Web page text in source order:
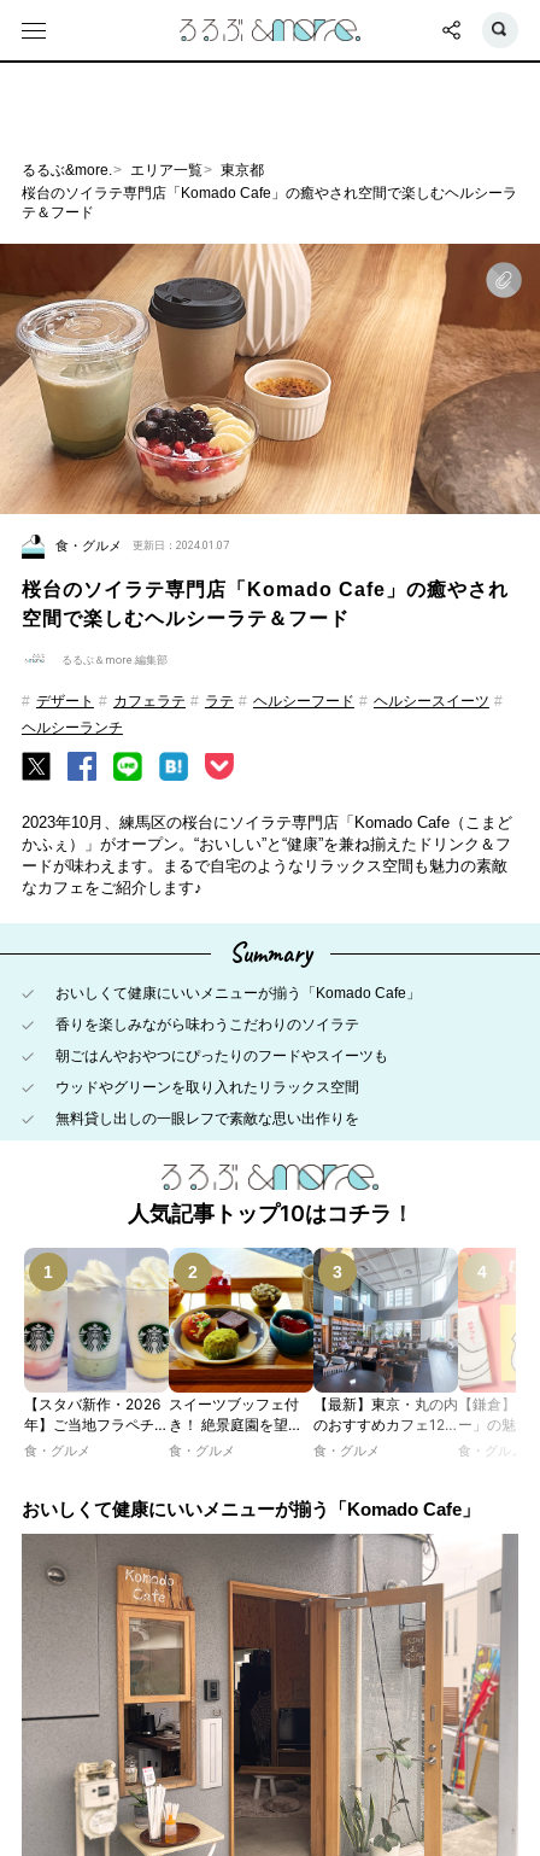
るるぶ&more. エリア一覧
東京都
桜台のソイラテ専門店「Komado Cafe」の癒やされ空間で楽しむヘルシーラ
テ＆フード
食・グルメ 更新日：2024.01.07
桜台のソイラテ専門店「Komado Cafe」の癒やされ
空間で楽しむヘルシーラテ＆フード
るるぶ＆more.編集部
デザート カフェラテ ラテ ヘルシーフード
ヘルシースイーツ
ヘルシーランチ
2023年10月、練馬区の桜台にソイラテ専門店「Komado Cafe（こまど
かふぇ）」がオープン。“おいしい”と“健康”を兼ね揃えたドリンク＆フ
ードが味わえます。まるで自宅のようなリラックス空間も魅力の素敵
なカフェをご紹介します♪
Summary
おいしくて健康にいいメニューが揃う「Komado Cafe」
香りを楽しみながら味わうこだわりのソイラテ
朝ごはんやおやつにぴったりのフードやスイーツも
ウッドやグリーンを取り入れたリラックス空間
無料貸し出しの一眼レフで素敵な思い出作りを
人気記事トップ10はコチラ！
【スタバ新作・2026
年】ご当地フラペチー
ノが新登場！ 地域と
JIMOTO
PROGRAM」が青
森・群馬・沖縄で始
動。6種類を飲んで実
食レポート
食・グルメ
スイーツブッフェ付
き！ 絶景庭園を望む
ホテルレストランで味
ツトレンドVol.105】
食・グルメ
【最新】東京・丸の内
のおすすめカフェ12
選｜ひとりでゆったり
るカフェ、優雅なホテ
食・グルメ
【鎌倉】「
ー」の魅力
説！ 定番商
食・グルメ
おいしくて健康にいいメニューが揃う「Komado Cafe」